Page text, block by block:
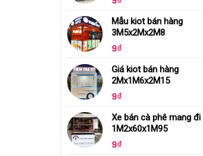
Mẫu kiot bán hàng
3M5x2Mx2M8
9₫
Giá kiot bán hàng
2Mx1M6x2M15
9₫
Xe bán cà phê mang đi
1M2x60x1M95
9₫